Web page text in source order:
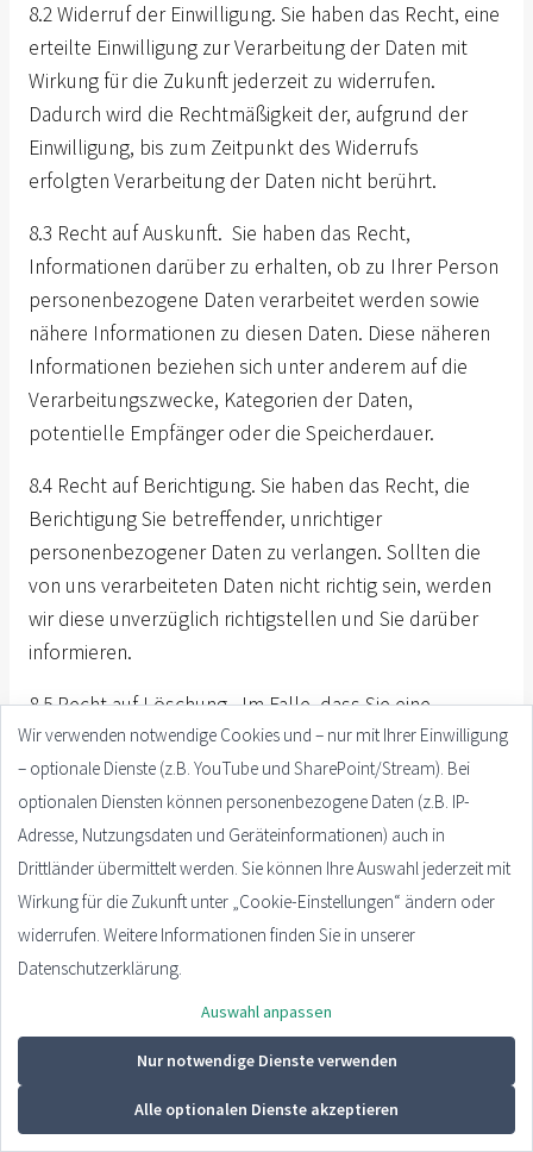
8.2 Widerruf der Einwilligung. Sie haben das Recht, eine
erteilte Einwilligung zur Verarbeitung der Daten mit
Wirkung für die Zukunft jederzeit zu widerrufen.
Dadurch wird die Rechtmäßigkeit der, aufgrund der
Einwilligung, bis zum Zeitpunkt des Widerrufs
erfolgten Verarbeitung der Daten nicht berührt.
8.3 Recht auf Auskunft. Sie haben das Recht,
Informationen darüber zu erhalten, ob zu Ihrer Person
personenbezogene Daten verarbeitet werden sowie
nähere Informationen zu diesen Daten. Diese näheren
Informationen beziehen sich unter anderem auf die
Verarbeitungszwecke, Kategorien der Daten,
potentielle Empfänger oder die Speicherdauer.
8.4 Recht auf Berichtigung. Sie haben das Recht, die
Berichtigung Sie betreffender, unrichtiger
personenbezogener Daten zu verlangen. Sollten die
von uns verarbeiteten Daten nicht richtig sein, werden
wir diese unverzüglich richtigstellen und Sie darüber
informieren.
8.5 Recht auf Löschung. Im Falle, dass Sie eine
Verarbeitung Ihrer Daten durch uns nicht länger
wünschen, ersuchen wir Sie uns dies über die
Kontaktmöglichkeiten in 8.1 mitzuteilen. Wir werden
die Daten selbstverständlich umgehend löschen, und
Sie davon informieren. Sollten zwingende rechtliche
Gründe einer Löschung entgegenstehen, werden wir
Sie dahingehend umgehend benachrichtigen.
uns in folgenden Fällen eine Einschränkung der
Verarbeitung Ihrer Daten zu verlangen:
Bei einer Anfrage auf Berichtigung nach Punkt 8.4, wenn
Sie dies verlangen;
Wir verwenden notwendige Cookies und – nur mit Ihrer Einwilligung
– optionale Dienste (z.B. YouTube und SharePoint/Stream). Bei
optionalen Diensten können personenbezogene Daten (z.B. IP-
Adresse, Nutzungsdaten und Geräteinformationen) auch in
Drittländer übermittelt werden. Sie können Ihre Auswahl jederzeit mit
Wirkung für die Zukunft unter „Cookie-Einstellungen“ ändern oder
widerrufen. Weitere Informationen finden Sie in unserer
Datenschutzerklärung.
Auswahl anpassen
Nur notwendige Dienste verwenden
Alle optionalen Dienste akzeptieren